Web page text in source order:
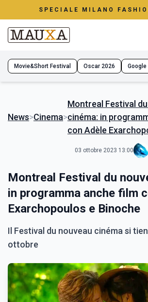
SPECIALE MILANO
Movie&Short Festival Oscar 2026 Google
News>Cinema>
Montreal Festival
cinéma: in
con Adèle
03 ottobre 2023 13:00
Montreal Festival du
in programma anche film
Exarchopoulos e Binoche
Il Festival du nouveau cinéma si
ottobre